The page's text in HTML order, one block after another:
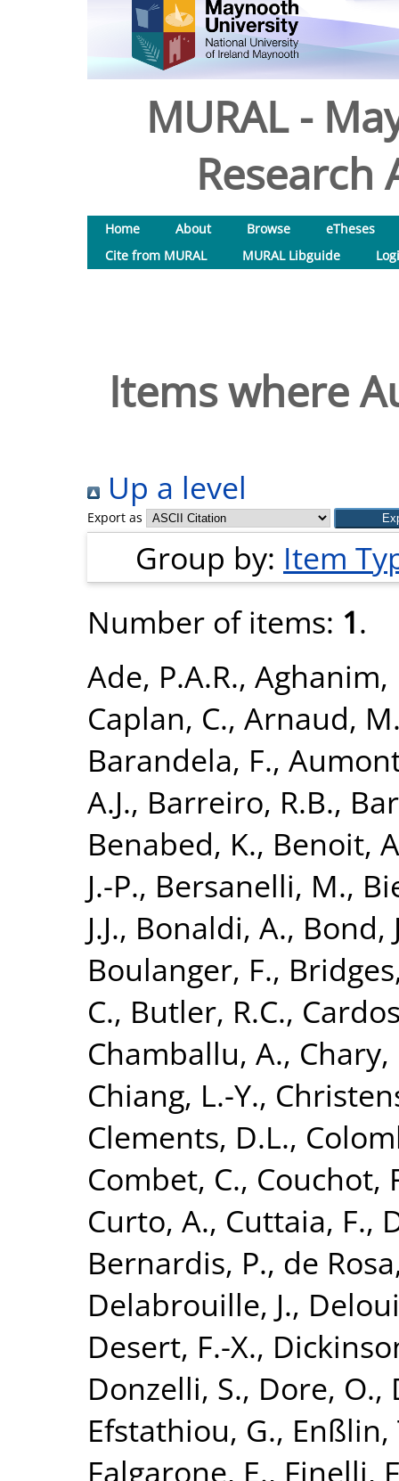
MURAL -
Research
Home About Browse
eTheses
Cite from MURAL
MURAL Libguide
Items where
Up a level
Export as
Group by: Item
Number of items: 1.
Ade, P.A.R., Aghanim,
Caplan, C., Arnaud,
Barandela, F.,
A.J., Barreiro, R.B.,
Benabed, K., Benoit,
J.-P., Bersanelli, M.,
J.J., Bonaldi, A., Bond,
Boulanger, F.,
C., Butler, R.C.,
Chamballu, A., Chary,
Chiang, L.-Y.,
Clements, D.L.,
Combet, C., Couchot,
Curto, A., Cuttaia, F.,
Bernardis, P., de
Delabrouille, J.,
Desert, F.-X.,
Donzelli, S., Dore, O.,
Efstathiou, G., Enßlin,
Falgarone, E., Finelli,